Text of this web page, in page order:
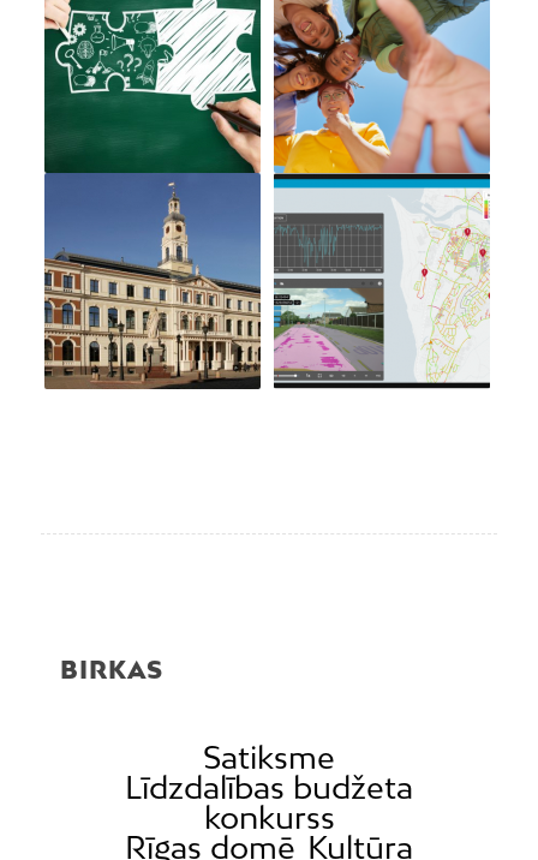
BIRKAS
Satiksme
Līdzdalības budžeta
konkurss
Rīgas domē Kultūra